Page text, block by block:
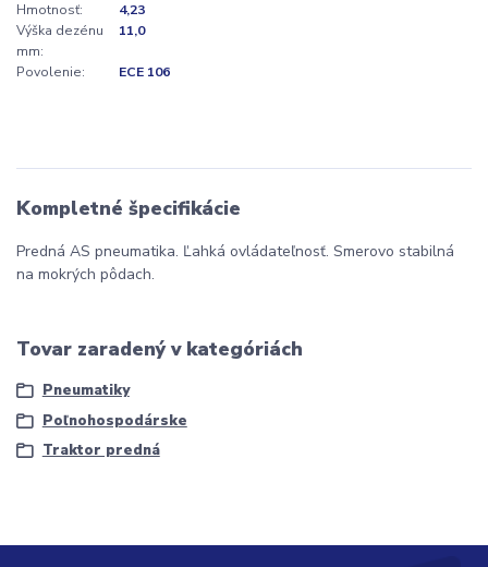
Hmotnosť:
4,23
Výška dezénu
mm:
11,0
Povolenie: ECE 106
Kompletné špecifikácie
Predná AS pneumatika. Ľahká ovládateľnosť. Smerovo stabilná
na mokrých pôdach.
Tovar zaradený v kategóriách
Pneumatiky
Poľnohospodárske
Traktor predná